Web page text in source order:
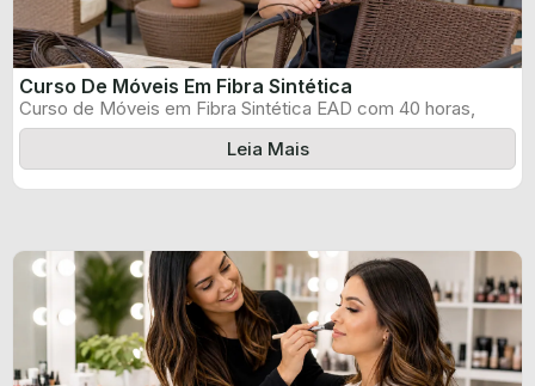
Curso De Móveis Em Fibra Sintética
Curso de Móveis em Fibra Sintética EAD com 40 horas,
certificado informado pelo ...
Leia Mais